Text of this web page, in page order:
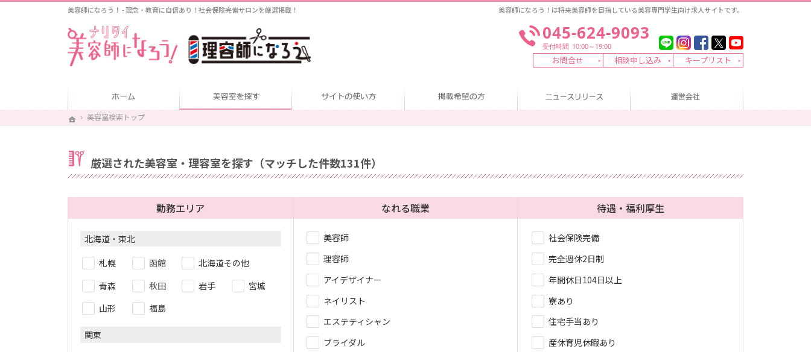
ホーム
美容室検索トップ
美容師になろう！は将来美容師を目指している美容専門学生向け求人サイトです。
美容師になろう！ - 理念・教育に自信あり！社会保険完備サロンを厳選掲載！
厳選された美容室・理容室を探す（マッチした件数131件）
勤務エリア
北海道・東北
札幌 函館
北海道その他
青森
秋田 岩手
宮城
山形
福島
関東
なれる職業
美容師
理容師
アイデザイナー
ネイリスト
エステティシャン
ブライダル
待遇・福利厚生
社会保険完備
完全週休2日制
年間休日104日以上
寮あり
住宅手当あり
産休育児休暇あり
045-624-9093
受付時間 10:00～19:00
お問合せ 相談申し込み キープリスト
美容室を探す
ホーム
美容室検索トップ